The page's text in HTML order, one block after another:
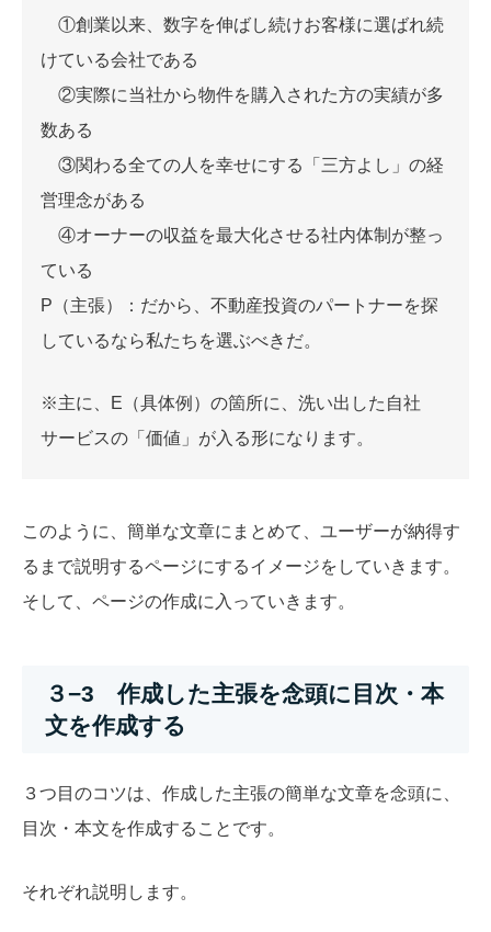
①創業以来、数字を伸ばし続けお客様に選ばれ続
けている会社である
②実際に当社から物件を購入された方の実績が多
数ある
③関わる全ての人を幸せにする「三方よし」の経
営理念がある
④オーナーの収益を最大化させる社内体制が整っ
ている
P （主張）：だから、不動産投資のパートナーを探
しているなら私たちを選ぶべきだ。
※主に、E（具体例）の箇所に、洗い出した自社
サービスの「価値」が入る形になります。
このように、簡単な文章にまとめて、ユーザーが納得す
るまで説明するページにするイメージをしていきます。
そして、ページの作成に入っていきます。
３−3 作成した主張を念頭に目次・本
文を作成する
３つ目のコツは、作成した主張の簡単な文章を念頭に、
目次・本文を作成することです。
それぞれ説明します。